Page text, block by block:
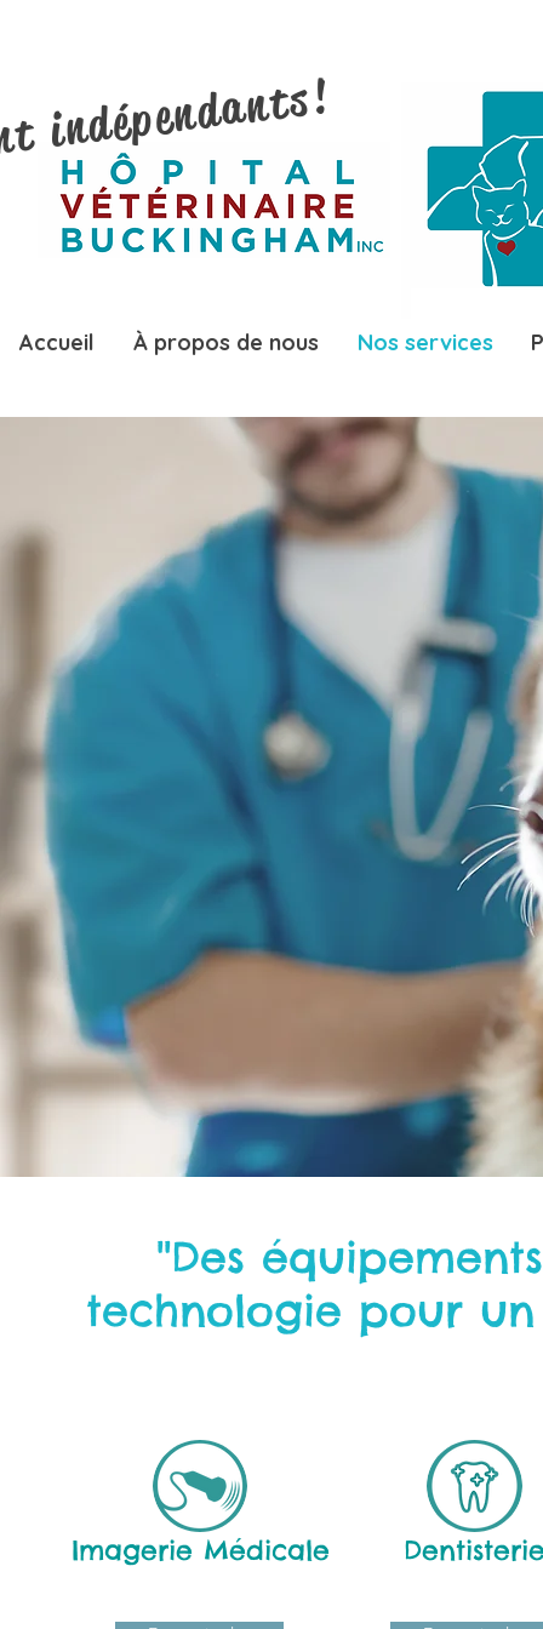
Accueil À propos de nous Nos services
indépendants!
''Des
technologie pour
Imagerie Médicale